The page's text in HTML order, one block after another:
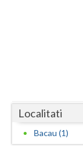
Gorj
Harghita
Localitati
Bacau (1)